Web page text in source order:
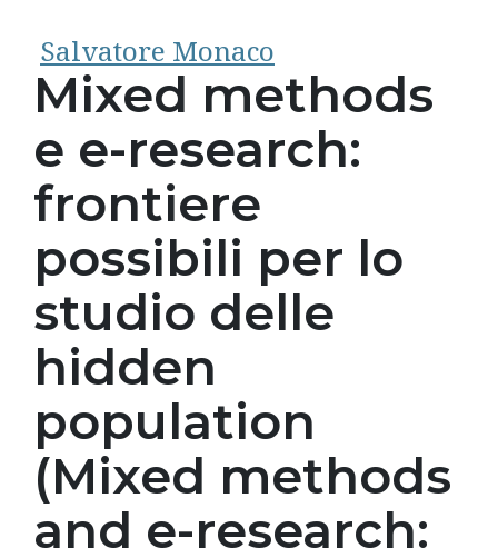
Salvatore Monaco
Mixed methods
e e-research:
frontiere
possibili per lo
studio delle
hidden
population
(Mixed methods
and e-research: